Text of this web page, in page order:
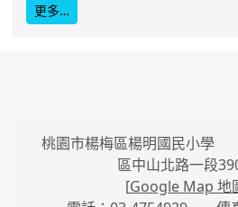
更多…
桃園市楊梅區楊明國民小學
區中山北路一段
[Google Map 地